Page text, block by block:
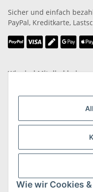
Wie wir Cookies
Sicher und einfach
PayPal, Kreditkarte,
Wir sind Mitglied bei
mehr zu Versand &